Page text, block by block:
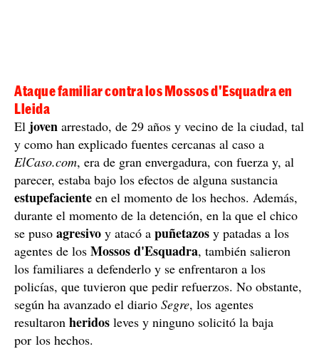
Ataque familiar contra los Mossos d'Esquadra en
Lleida
El joven arrestado, de 29 años y vecino de la ciudad, tal
y como han explicado fuentes cercanas al caso a
ElCaso.com, era de gran envergadura, con fuerza y, al
parecer, estaba bajo los efectos de alguna sustancia
estupefaciente en el momento de los hechos. Además,
durante el momento de la detención, en la que el chico
se puso agresivo y atacó a puñetazos y patadas a los
agentes de los Mossos d'Esquadra, también salieron
los familiares a defenderlo y se enfrentaron a los
policías, que tuvieron que pedir refuerzos. No obstante,
según ha avanzado el diario Segre, los agentes
resultaron heridos leves y ninguno solicitó la baja
por los hechos.